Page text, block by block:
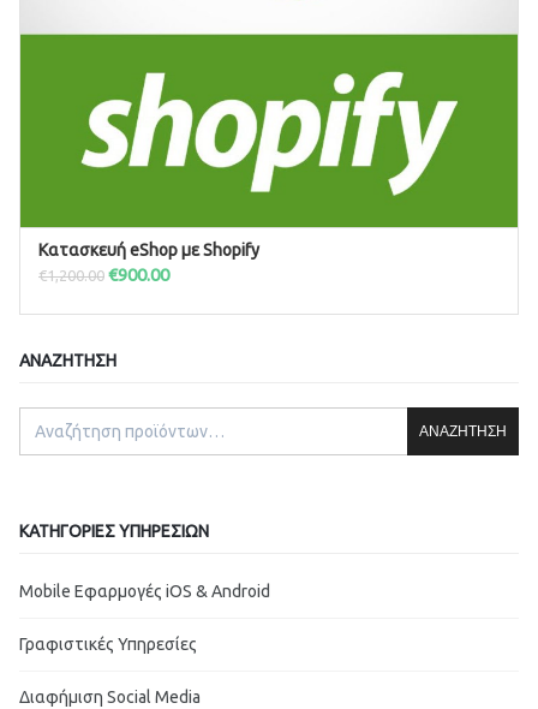
ΠΡΟΣΘΉΚΗ ΣΤΟ ΚΑΛΆΘΙ
Κατασκευή eShop με Shopify
€1,200.00 €900.00
ΑΝΑΖΉΤΗΣΗ
ΑΝΑΖΉΤΗΣΗ
ΚΑΤΗΓΟΡΊΕΣ ΥΠΗΡΕΣΙΏΝ
Mobile Εφαρμογές iOS & Android
Γραφιστικές Υπηρεσίες
Διαφήμιση Social Media